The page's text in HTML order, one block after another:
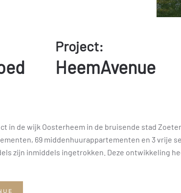
Project:
HeemAvenue
in de wijk Oosterheem in de bruisende stad
69 middenhuurappartementen en 3
zijn inmiddels ingetrokken. Deze ontwikkeling